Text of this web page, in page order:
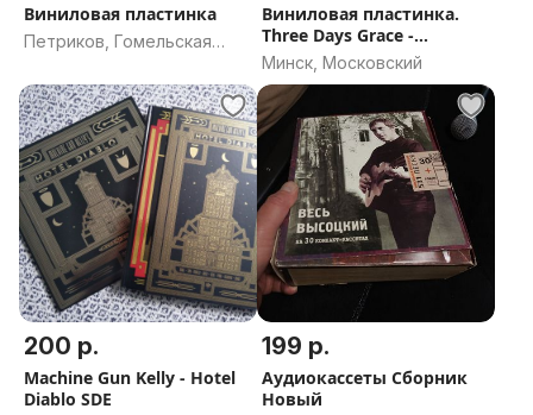
Виниловая пластинка
Петриков, Гомельская
Виниловая пластинка.
Three Days Grace -
Explosions
Минск, Московский
200 р.
Machine Gun Kelly - Hotel
Diablo SDE
199 р.
Аудиокассеты Сборник
Новый